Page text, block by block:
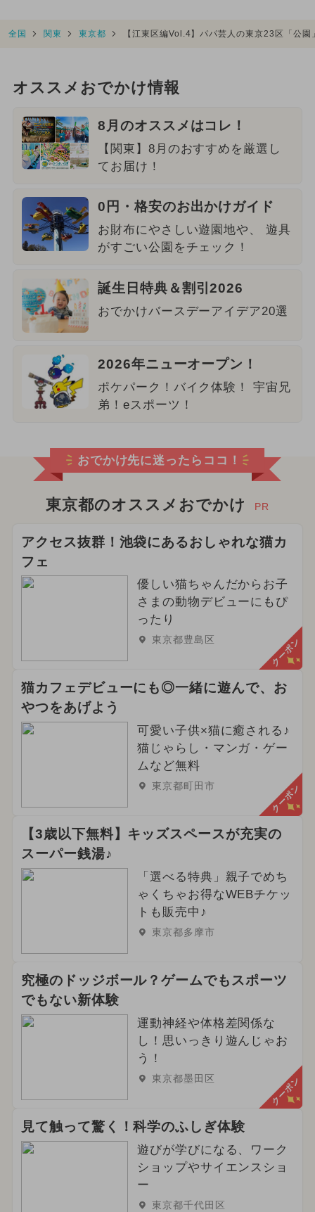
全国 関東 東京都 【江東区編Vol.4】パパ芸人の東京23区「公園
オススメおでかけ情報
8月のオススメはコレ！
【関東】8月のおすすめを厳選し
てお届け！
0円・格安のお出かけガイド
お財布にやさしい遊園地や、 遊具
がすごい公園をチェック！
誕生日特典＆割引2026
おでかけバースデーアイデア20選
2026年ニューオープン！
ポケパーク！バイク体験！ 宇宙兄
弟！eスポーツ！
おでかけ先に迷ったらココ！
東京都のオススメおでかけ PR
アクセス抜群！池袋にあるおしゃれな猫カ
フェ
優しい猫ちゃんだからお子
さまの動物デビューにもぴ
ったり
東京都豊島区 クーポン
猫カフェデビューにも◎一緒に遊んで、お
やつをあげよう
可愛い子供×猫に癒される♪
猫じゃらし・マンガ・ゲー
ムなど無料
東京都町田市 クーポン
【3歳以下無料】キッズスペースが充実の
スーパー銭湯♪
「選べる特典」親子でめち
ゃくちゃお得なWEBチケッ
トも販売中♪
東京都多摩市
究極のドッジボール？ゲームでもスポーツ
でもない新体験
運動神経や体格差関係な
し！思いっきり遊んじゃお
う！
東京都墨田区 クーポン
見て触って驚く！科学のふしぎ体験
遊びが学びになる、ワーク
ショップやサイエンスショ
ー
東京都千代田区